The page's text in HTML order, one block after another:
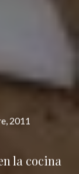
2011
la cocina